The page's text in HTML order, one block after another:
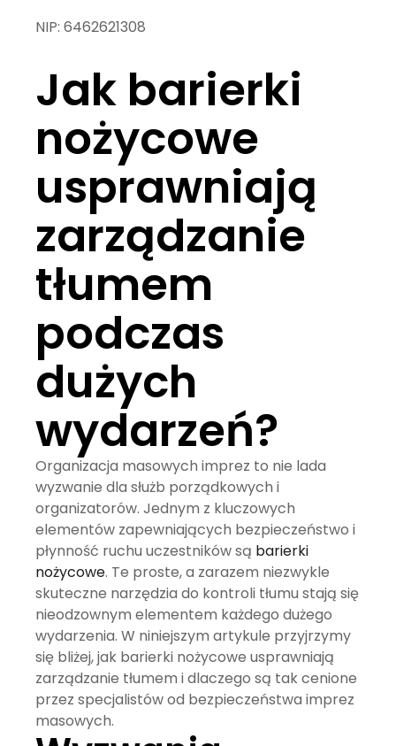
NIP: 6462621308
Jak barierki
nożycowe
usprawniają
zarządzanie
tłumem
podczas
dużych
wydarzeń?
Organizacja masowych imprez to nie lada
wyzwanie dla służb porządkowych i
organizatorów. Jednym z kluczowych
elementów zapewniających bezpieczeństwo i
płynność ruchu uczestników są barierki
nożycowe. Te proste, a zarazem niezwykle
skuteczne narzędzia do kontroli tłumu stają się
nieodzownym elementem każdego dużego
wydarzenia. W niniejszym artykule przyjrzymy
się bliżej, jak barierki nożycowe usprawniają
zarządzanie tłumem i dlaczego są tak cenione
przez specjalistów od bezpieczeństwa imprez
masowych.